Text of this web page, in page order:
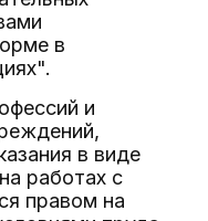
в
и
в виде
работах с
правом на